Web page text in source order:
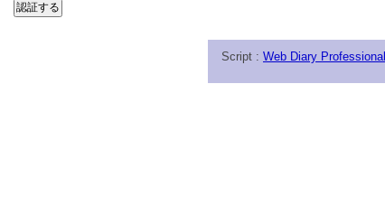
Script : Web Diary Professional